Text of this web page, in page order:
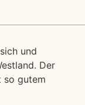
und
Der
so gutem